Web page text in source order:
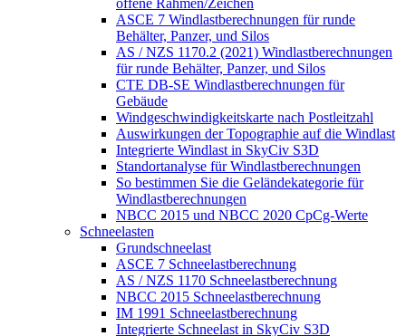
offene Rahmen/Zeichen
ASCE 7 Windlastberechnungen für runde
Behälter, Panzer, und Silos
AS / NZS 1170.2 (2021) Windlastberechnungen
für runde Behälter, Panzer, und Silos
CTE DB-SE Windlastberechnungen für
Gebäude
Windgeschwindigkeitskarte nach Postleitzahl
Auswirkungen der Topographie auf die Windlast
Integrierte Windlast in SkyCiv S3D
Standortanalyse für Windlastberechnungen
So bestimmen Sie die Geländekategorie für
Windlastberechnungen
NBCC 2015 und NBCC 2020 CpCg-Werte
Schneelasten
Grundschneelast
ASCE 7 Schneelastberechnung
AS / NZS 1170 Schneelastberechnung
NBCC 2015 Schneelastberechnung
IM 1991 Schneelastberechnung
Integrierte Schneelast in SkyCiv S3D